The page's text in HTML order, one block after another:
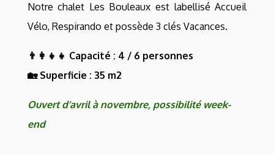
Notre chalet Les Bouleaux est labellisé Accueil
Vélo, Respirando et possède 3 clés Vacances.
👨‍👩‍👧‍👧 Capacité : 4 / 6 personnes
🏡 Superficie : 35 m2
Ouvert d’avril à novembre, possibilité week-
end